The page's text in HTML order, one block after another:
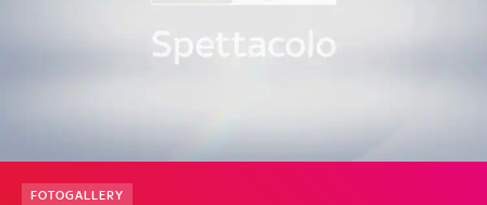
FOTOGALLERY